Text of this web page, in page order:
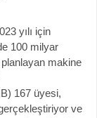
yılı için
100 milyar
makine
167 üyesi,
ve